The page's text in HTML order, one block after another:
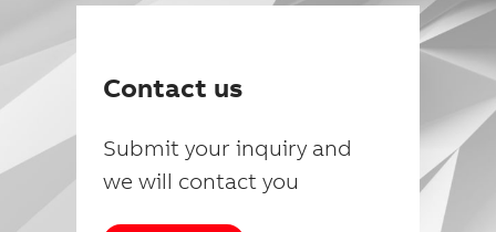
Contact us
Submit your inquiry and
we will contact you